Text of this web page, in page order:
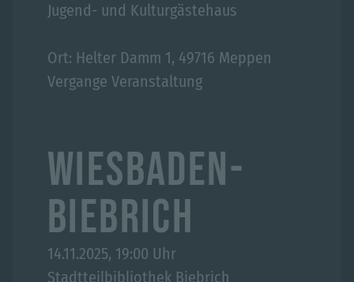
Jugend- und Kulturgästehaus
Ort: Helter Damm 1, 49716 Meppen
Vergange Veranstaltung
WIESBADEN-
BIEBRICH
14.11.2025, 19:00 Uhr
Stadtteilbibliothek Biebrich